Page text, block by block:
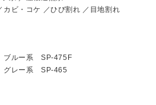
カビ・コケ ／ひび割れ ／目地割れ
ブルー系 SP-475F
グレー系 SP-465